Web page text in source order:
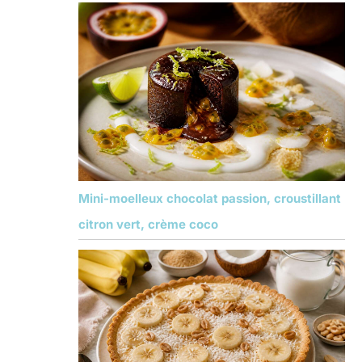
Mini-moelleux chocolat passion, croustillant
citron vert, crème coco